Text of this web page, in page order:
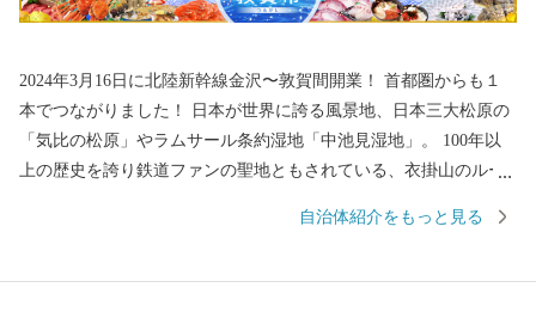
2024年3月16日に北陸新幹線金沢〜敦賀間開業！ 首都圏からも１
本でつながりました！ 日本が世界に誇る風景地、日本三大松原の
「気比の松原」やラムサール条約湿地「中池見湿地」。 100年以
上の歴史を誇り鉄道ファンの聖地ともされている、衣掛山のルー
賀ふぐ」等豊富な海の幸。 日本最北限、甘さが自慢の「東浦みか
自治体紹介をもっと見る